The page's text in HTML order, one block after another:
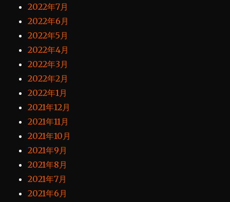
2022年7月
2022年6月
2022年5月
2022年4月
2022年3月
2022年2月
2022年1月
2021年12月
2021年11月
2021年10月
2021年9月
2021年8月
2021年7月
2021年6月